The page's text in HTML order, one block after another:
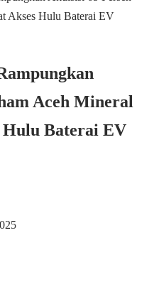
Akses Hulu Baterai EV
Aceh Mineral
Hulu Baterai EV